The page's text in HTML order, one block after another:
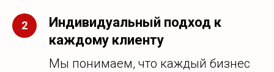
Индивидуальный подход к
каждому клиенту
Мы понимаем, что каждый бизнес